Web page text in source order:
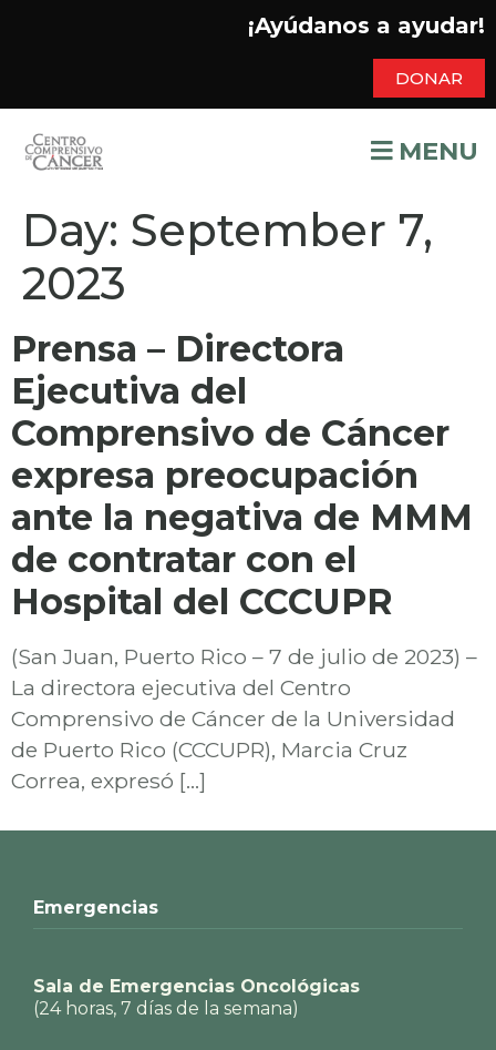
¡Ayúdanos a ayudar!
DONAR
MENU
Day: September 7,
2023
Prensa – Directora
Ejecutiva del
Comprensivo de Cáncer
expresa preocupación
ante la negativa de MMM
de contratar con el
Hospital del CCCUPR
(San Juan, Puerto Rico – 7 de julio de 2023) –
La directora ejecutiva del Centro
Comprensivo de Cáncer de la Universidad
de Puerto Rico (CCCUPR), Marcia Cruz
Correa, expresó […]
Emergencias
Sala de Emergencias Oncológicas
(24 horas, 7 días de la semana)